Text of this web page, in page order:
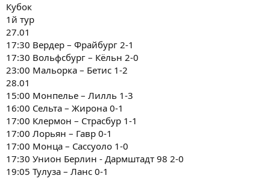
Кубок
1й тур
27.01
17:30 Вердер – Фрайбург 2-1
17:30 Вольфсбург – Кёльн 2-0
23:00 Мальорка – Бетис 1-2
28.01
15:00 Монпелье – Лилль 1-3
16:00 Сельта – Жирона 0-1
17:00 Клермон – Страсбур 1-1
17:00 Лорьян – Гавр 0-1
17:00 Монца – Сассуоло 1-0
17:30 Унион Берлин - Дармштадт 98 2-0
19:05 Тулуза – Ланс 0-1